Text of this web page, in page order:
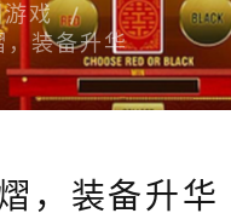
戏
，装备升华
，装备升华